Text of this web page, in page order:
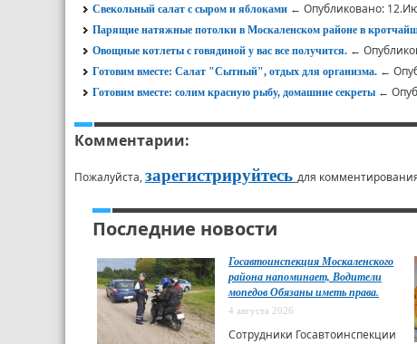
Свекольный салат с сыром и яблоками ← Опубликовано:
Парящие натяжные потолки в Москаленском районе в
Овощные котлеты с говядиной у вас все получится. ←
Готовим вместе: Салат "Сытный", отдых для организма. ←
Готовим вместе: солим красную рыбу, домашние секреты ←
Комментарии:
Пожалуйста,зарегистрируйтесь для
Последние новости
Госавтоинспекция Москаленского
района напоминает, Водители
мопедов Обязаны иметь права.
4 августа 2026
Сотрудники Госавтоинспекции